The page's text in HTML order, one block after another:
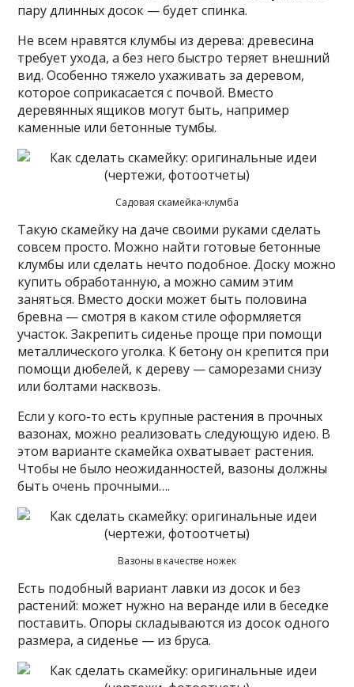
пару длинных досок — будет спинка.
Не всем нравятся клумбы из дерева: древесина
требует ухода, а без него быстро теряет внешний
вид. Особенно тяжело ухаживать за деревом,
которое соприкасается с почвой. Вместо
деревянных ящиков могут быть, например
каменные или бетонные тумбы.
Садовая скамейка-клумба
Такую скамейку на даче своими руками сделать
совсем просто. Можно найти готовые бетонные
клумбы или сделать нечто подобное. Доску можно
купить обработанную, а можно самим этим
заняться. Вместо доски может быть половина
бревна — смотря в каком стиле оформляется
участок. Закрепить сиденье проще при помощи
металлического уголка. К бетону он крепится при
помощи дюбелей, к дереву — саморезами снизу
или болтами насквозь.
Если у кого-то есть крупные растения в прочных
вазонах, можно реализовать следующую идею. В
этом варианте скамейка охватывает растения.
Чтобы не было неожиданностей, вазоны должны
быть очень прочными….
Вазоны в качестве ножек
Есть подобный вариант лавки из досок и без
растений: может нужно на веранде или в беседке
поставить. Опоры складываются из досок одного
размера, а сиденье — из бруса.